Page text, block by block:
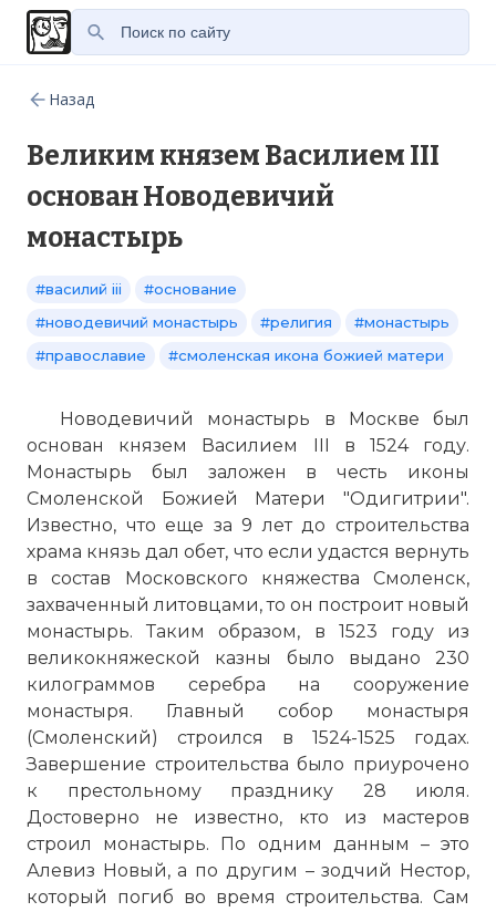
Назад
Великим князем Василием III
основан Новодевичий
монастырь
#василий iii
#основание
#новодевичий монастырь
#религия
#монастырь
#православие
#смоленская икона божией матери
Новодевичий монастырь в Москве был
основан князем Василием III в 1524 году.
Монастырь был заложен в честь иконы
Смоленской Божией Матери "Одигитрии".
Известно, что еще за 9 лет до строительства
храма князь дал обет, что если удастся вернуть
в состав Московского княжества Смоленск,
захваченный литовцами, то он построит новый
монастырь. Таким образом, в 1523 году из
великокняжеской казны было выдано 230
килограммов серебра на сооружение
монастыря. Главный собор монастыря
(Смоленский) строился в 1524-1525 годах.
Завершение строительства было приурочено
к престольному празднику 28 июля.
Достоверно не известно, кто из мастеров
строил монастырь. По одним данным – это
Алевиз Новый, а по другим – зодчий Нестор,
который погиб во время строительства. Сам